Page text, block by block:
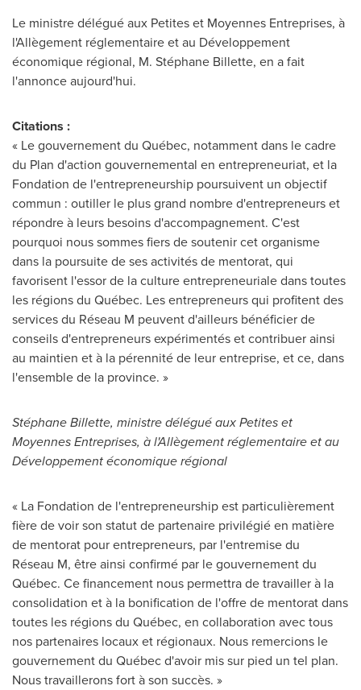
Le ministre délégué aux Petites et Moyennes Entreprises, à
l'Allègement réglementaire et au Développement
économique régional, M. Stéphane Billette, en a fait
l'annonce aujourd'hui.
Citations :
« Le gouvernement du Québec, notamment dans le cadre
du Plan d'action gouvernemental en entrepreneuriat, et la
Fondation de l'entrepreneurship poursuivent un objectif
commun : outiller le plus grand nombre d'entrepreneurs et
répondre à leurs besoins d'accompagnement. C'est
pourquoi nous sommes fiers de soutenir cet organisme
dans la poursuite de ses activités de mentorat, qui
favorisent l'essor de la culture entrepreneuriale dans toutes
les régions du Québec. Les entrepreneurs qui profitent des
services du Réseau M peuvent d'ailleurs bénéficier de
conseils d'entrepreneurs expérimentés et contribuer ainsi
au maintien et à la pérennité de leur entreprise, et ce, dans
l'ensemble de la province. »
Stéphane Billette, ministre délégué aux Petites et
Moyennes Entreprises, à l'Allègement réglementaire et au
Développement économique régional
« La Fondation de l'entrepreneurship est particulièrement
fière de voir son statut de partenaire privilégié en matière
de mentorat pour entrepreneurs, par l'entremise du
Réseau M, être ainsi confirmé par le gouvernement du
Québec. Ce financement nous permettra de travailler à la
consolidation et à la bonification de l'offre de mentorat dans
toutes les régions du Québec, en collaboration avec tous
nos partenaires locaux et régionaux. Nous remercions le
gouvernement du Québec d'avoir mis sur pied un tel plan.
Nous travaillerons fort à son succès. »